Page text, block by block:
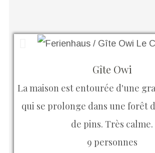
Gîte Owi
La maison est entourée d'une
qui se prolonge dans une forêt
de pins. Très calme.
9 personnes